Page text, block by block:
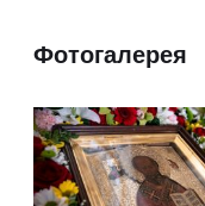
Фотогалерея